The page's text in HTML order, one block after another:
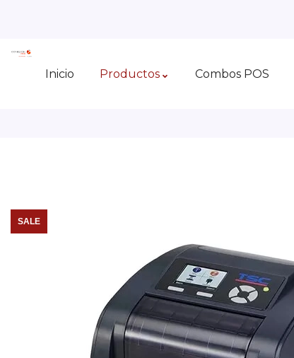
Inicio Productos Combos POS
SALE